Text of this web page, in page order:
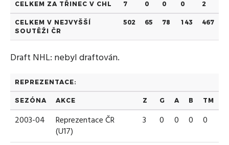
CELKEM ZA TŘINEC V CHL 7 0 0 0 2
CELKEM V NEJVYŠŠÍ
SOUTĚŽI ČR
502 65 78 143 467
Draft NHL: nebyl draftován.
REPREZENTACE:
SEZÓNA AKCE Z G A B TM
2003-04
Reprezentace ČR
(U17)
3 0 0 0 0